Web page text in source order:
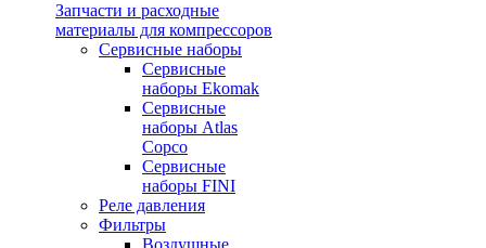
Запчасти и расходные
материалы для компрессоров
Cервисные наборы
Сервисные
наборы Ekomak
Cервисные
наборы Atlas
Copco
Сервисные
наборы FINI
Реле давления
Фильтры
Воздушные